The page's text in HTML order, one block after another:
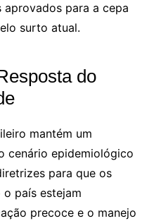
para a cepa
surto atual.
do
mantém um
cenário epidemiológico
para que os
país estejam
precoce e o manejo